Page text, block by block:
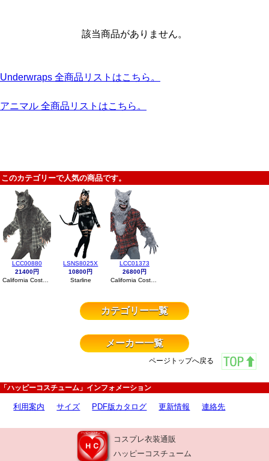
該当商品がありません。
Underwraps 全商品リストはこちら。
アニマル 全商品リストはこちら。
このカテゴリーで人気の商品です。
LCC00880
21400円
California Costumes
LSNS8025X
10800円
Starline
LCC01373
26800円
California Costumes
カテゴリー一覧
メーカー一覧
ページトップへ戻る
「ハッピーコスチューム」インフォメーション
利用案内 サイズ PDF版カタログ 更新情報 連絡先
コスプレ衣装通販
ハッピーコスチューム